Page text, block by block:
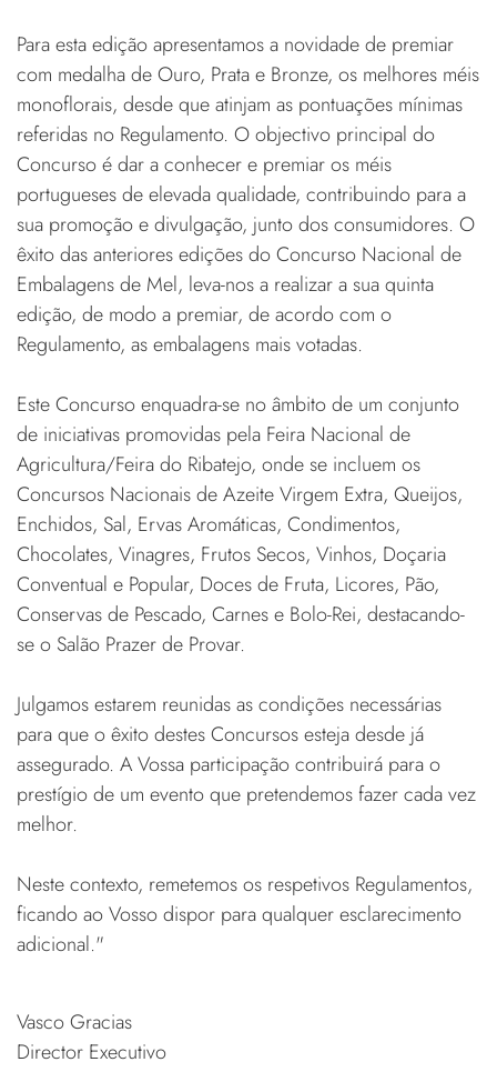
Para esta edição apresentamos a novidade de premiar
com medalha de Ouro, Prata e Bronze, os melhores méis
monoflorais, desde que atinjam as pontuações mínimas
referidas no Regulamento. O objectivo principal do
Concurso é dar a conhecer e premiar os méis
portugueses de elevada qualidade, contribuindo para a
sua promoção e divulgação, junto dos consumidores. O
êxito das anteriores edições do Concurso Nacional de
Embalagens de Mel, leva-nos a realizar a sua quinta
edição, de modo a premiar, de acordo com o
Regulamento, as embalagens mais votadas.
Este Concurso enquadra-se no âmbito de um conjunto
de iniciativas promovidas pela Feira Nacional de
Agricultura/Feira do Ribatejo, onde se incluem os
Concursos Nacionais de Azeite Virgem Extra, Queijos,
Enchidos, Sal, Ervas Aromáticas, Condimentos,
Chocolates, Vinagres, Frutos Secos, Vinhos, Doçaria
Conventual e Popular, Doces de Fruta, Licores, Pão,
Conservas de Pescado, Carnes e Bolo-Rei, destacando-
se o Salão Prazer de Provar.
Julgamos estarem reunidas as condições necessárias
para que o êxito destes Concursos esteja desde já
assegurado. A Vossa participação contribuirá para o
prestígio de um evento que pretendemos fazer cada vez
melhor.
Neste contexto, remetemos os respetivos Regulamentos,
ficando ao Vosso dispor para qualquer esclarecimento
adicional."
Vasco Gracias
Director Executivo